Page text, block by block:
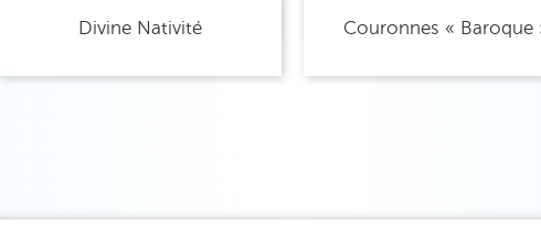
Divine Nativité
Aperçu rapide Couronnes « Baroque
Aperçu rapide